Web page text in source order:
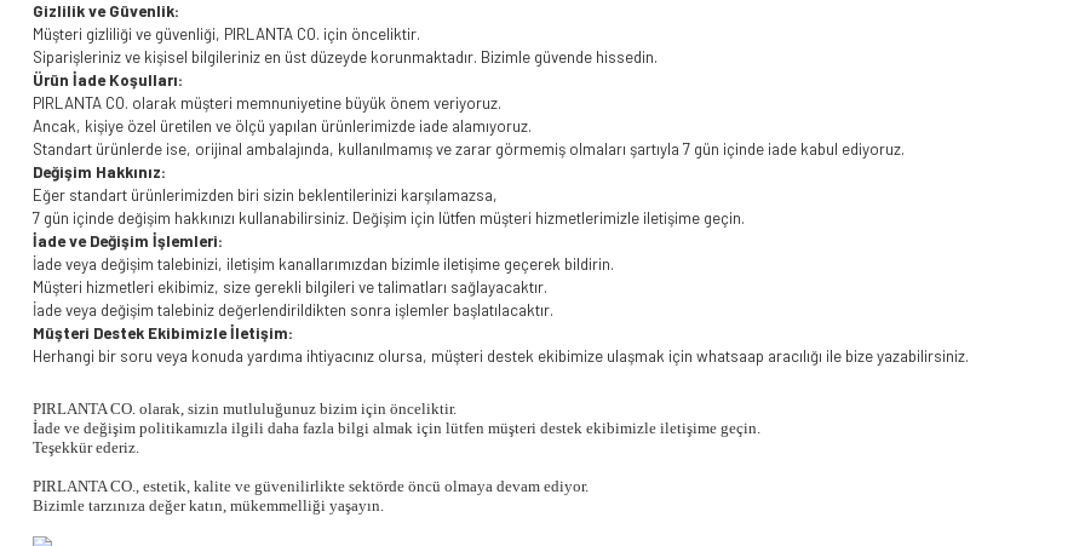
Gizlilik ve Güvenlik:
Müşteri gizliliği ve güvenliği, PIRLANTA CO. için önceliktir.
Siparişleriniz ve kişisel bilgileriniz en üst düzeyde korunmaktadır. Bizimle güvende hissedin.
Ürün İade Koşulları:
PIRLANTA CO. olarak müşteri memnuniyetine büyük önem veriyoruz.
Ancak, kişiye özel üretilen ve ölçü yapılan ürünlerimizde iade alamıyoruz.
Standart ürünlerde ise, orijinal ambalajında, kullanılmamış ve zarar görmemiş olmaları şartıyla 7 gün içinde iade kabul ediyoruz.
Değişim Hakkınız:
Eğer standart ürünlerimizden biri sizin beklentilerinizi karşılamazsa,
7 gün içinde değişim hakkınızı kullanabilirsiniz. Değişim için lütfen müşteri hizmetlerimizle iletişime geçin.
İade ve Değişim İşlemleri:
İade veya değişim talebinizi, iletişim kanallarımızdan bizimle iletişime geçerek bildirin.
Müşteri hizmetleri ekibimiz, size gerekli bilgileri ve talimatları sağlayacaktır.
İade veya değişim talebiniz değerlendirildikten sonra işlemler başlatılacaktır.
Müşteri Destek Ekibimizle İletişim:
Herhangi bir soru veya konuda yardıma ihtiyacınız olursa, müşteri destek ekibimize ulaşmak için whatsaap aracılığı ile bize yazabilirsiniz.
PIRLANTA CO. olarak, sizin mutluluğunuz bizim için önceliktir.
İade ve değişim politikamızla ilgili daha fazla bilgi almak için lütfen müşteri destek ekibimizle iletişime geçin.
Teşekkür ederiz.
PIRLANTA CO., estetik, kalite ve güvenilirlikte sektörde öncü olmaya devam ediyor.
Bizimle tarzınıza değer katın, mükemmelliği yaşayın.